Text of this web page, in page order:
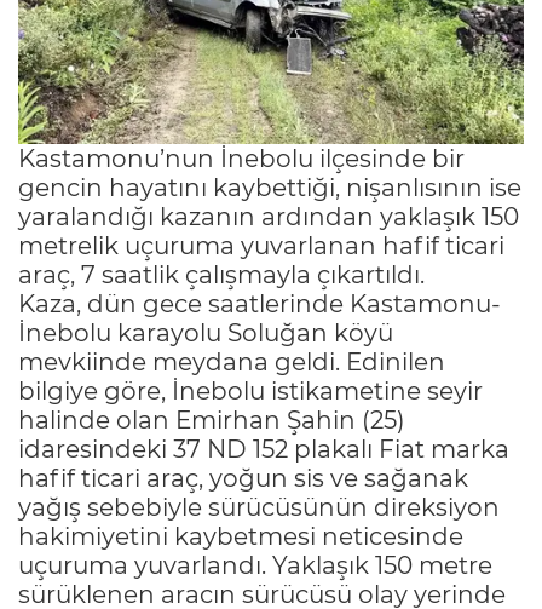
Kastamonu’nun İnebolu ilçesinde bir
gencin hayatını kaybettiği, nişanlısının ise
yaralandığı kazanın ardından yaklaşık 150
metrelik uçuruma yuvarlanan hafif ticari
araç, 7 saatlik çalışmayla çıkartıldı.
Kaza, dün gece saatlerinde Kastamonu-
İnebolu karayolu Soluğan köyü
mevkiinde meydana geldi. Edinilen
bilgiye göre, İnebolu istikametine seyir
halinde olan Emirhan Şahin (25)
idaresindeki 37 ND 152 plakalı Fiat marka
hafif ticari araç, yoğun sis ve sağanak
yağış sebebiyle sürücüsünün direksiyon
hakimiyetini kaybetmesi neticesinde
uçuruma yuvarlandı. Yaklaşık 150 metre
sürüklenen aracın sürücüsü olay yerinde